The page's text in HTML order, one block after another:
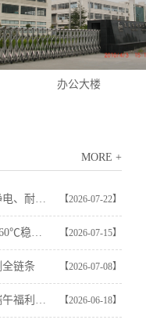
办公大楼
MORE +
> 成功案例｜半导体设备部件：洁净、防静电、耐等离子 【2026-07-22】
> 技术科普｜特氟龙耐温范围：-200℃至 260℃稳定性能 【2026-07-15】
链条 【2026-07-08】
> 粽香传温情，关怀暖人心｜齐耐润科技端午福利暖心发放 【2026-06-18】